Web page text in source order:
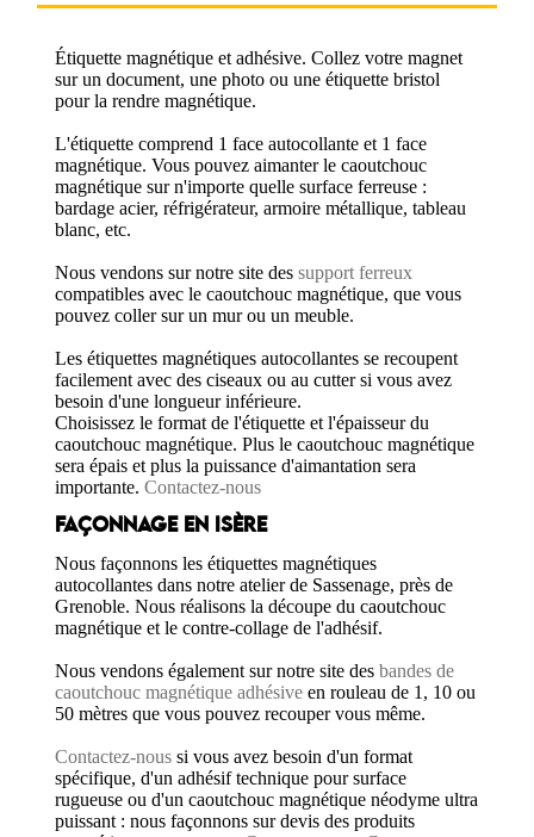
Étiquette magnétique et adhésive. Collez votre magnet
sur un document, une photo ou une étiquette bristol
pour la rendre magnétique.
L'étiquette comprend 1 face autocollante et 1 face
magnétique. Vous pouvez aimanter le caoutchouc
magnétique sur n'importe quelle surface ferreuse :
bardage acier, réfrigérateur, armoire métallique, tableau
blanc, etc.
Nous vendons sur notre site dessupport ferreux
compatibles avec le caoutchouc magnétique, que vous
pouvez coller sur un mur ou un meuble.
Les étiquettes magnétiques autocollantes se recoupent
facilement avec des ciseaux ou au cutter si vous avez
besoin d'une longueur inférieure.
Choisissez le format de l'étiquette et l'épaisseur du
caoutchouc magnétique. Plus le caoutchouc magnétique
sera épais et plus la puissance d'aimantation sera
importante.Contactez-nous
FAÇONNAGE EN ISÈRE
Nous façonnons les étiquettes magnétiques
autocollantes dans notre atelier de Sassenage, près de
Grenoble. Nous réalisons la découpe du caoutchouc
magnétique et le contre-collage de l'adhésif.
Nous vendons également sur notre site desbandes de
caoutchouc magnétique adhésive en rouleau de 1, 10 ou
50 mètres que vous pouvez recouper vous même.
Contactez-nous si vous avez besoin d'un format
spécifique, d'un adhésif technique pour surface
rugueuse ou d'un caoutchouc magnétique néodyme ultra
puissant : nous façonnons sur devis des produits